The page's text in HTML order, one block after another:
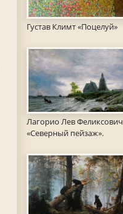
Густав Климт «Поцелуй»
Лагорио Лев Феликсович
«Северный пейзаж».